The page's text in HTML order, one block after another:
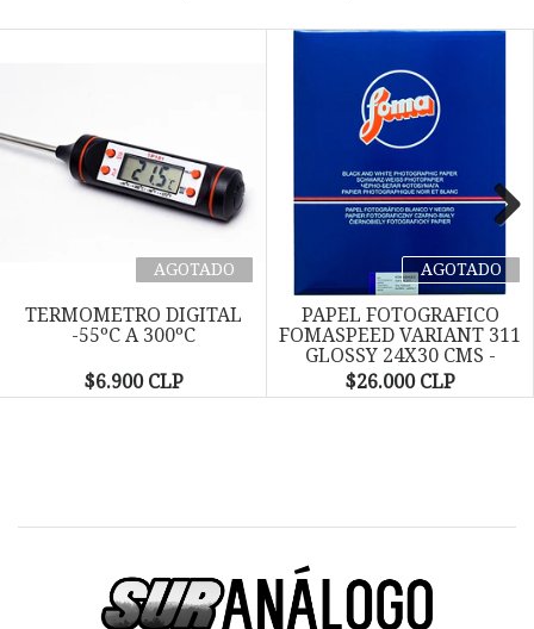
AGOTADO
TERMOMETRO DIGITAL
-55ºC A 300ºC
$6.900 CLP
AGOTADO
PAPEL FOTOGRAFICO
FOMASPEED VARIANT 311
GLOSSY 24X30 CMS -
PACK...
$26.000 CLP
Next